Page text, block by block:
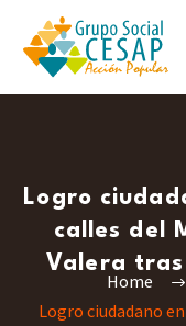
Logro
calles del
Valera tras
Home
Logro ciudadano